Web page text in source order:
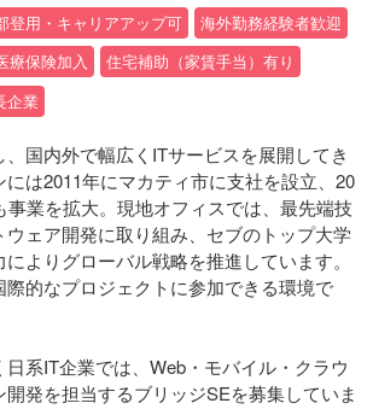
登用・キャリアアップ可
海外勤務経験者歓迎
療保険加入
住宅補助（家賃手当）有り
企業
国内外で幅広くITサービスを展開してき
には2011年にマカティ市に支社を設立、20
事業を拡大。現地オフィスでは、最先端技
ェア開発に取り組み、セブのトップ大学
よりグローバル戦略を推進しています。
際的なプロジェクトに参加できる環境で
系IT企業では、Web・モバイル・クラウ
開発を担当するブリッジSEを募集していま